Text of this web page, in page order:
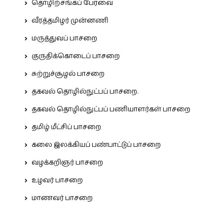
தொழிற்சங்கப் பேரவை
வீரத்தமிழர் முன்னணி
மருத்துவப் பாசறை
குருதிக்கொடைப் பாசறை
சுற்றுச்சூழல் பாசறை
தகவல் தொழில்நுட்பப் பாசறை.
தகவல் தொழில்நுட்பப் பணியாளர்கள் பாசறை
தமிழ் மீட்சிப் பாசறை
கலை இலக்கியப் பண்பாட்டுப் பாசறை
வழக்கறிஞர் பாசறை
உழவர் பாசறை
மாணவர் பாசறை